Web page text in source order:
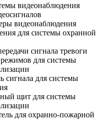
видеонаблюдения
видеонаблюдения
для системы охранной
сигнала тревоги
для системы
сигнала для системы
щит для системы
для охранно-пожарной